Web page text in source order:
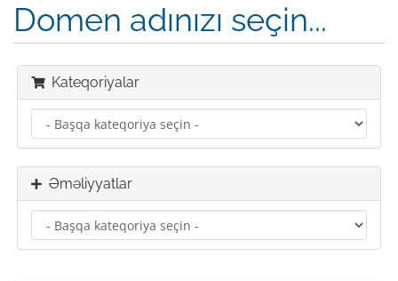
Domen adınızı seçin...
Kateqoriyalar
Əməliyyatlar